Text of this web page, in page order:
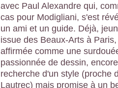
avec Paul Alexandre qui,
cas pour Modigliani, s'est
un ami et un guide. Déjà,
issue des Beaux-Arts à
affirmée comme une
passionnée de dessin,
recherche d'un style (proche
Lautrec) mais promise à un